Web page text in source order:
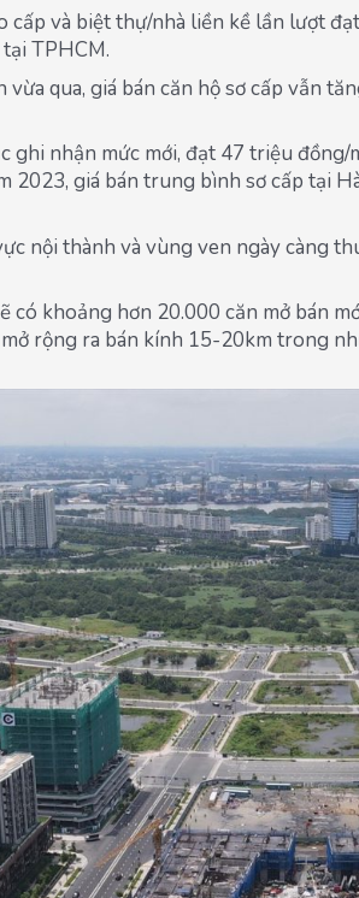
và biệt thự/nhà liền kề lần lượt
TPHCM.
qua, giá bán căn hộ sơ cấp vẫn
nhận mức mới, đạt 47 triệu
2023, giá bán trung bình sơ cấp tại
nội thành và vùng ven ngày càng
khoảng hơn 20.000 căn mở bán
rộng ra bán kính 15-20km trong